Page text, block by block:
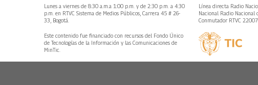
Lunes a viernes de 8:30 a.m.a 1:00 p.m. y de 2:30 p.m. a 4:30
p.m. en RTVC Sistema de Medios Públicos, Carrera 45 # 26-
33, Bogotá.
Línea directa Radio
Nacional Radio Nacional
Conmutador RTVC
Este contenido fue financiado con recursos del Fondo Único
de Tecnologías de la Información y las Comunicaciones de
MinTic.